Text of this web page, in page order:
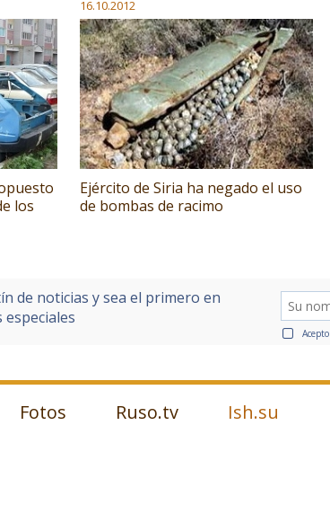
los
16.10.2012
Ejército de Siria ha negado el uso
de bombas de racimo
de noticias y sea el primero en
Acepto
Fotos Ruso.tv Ish.su